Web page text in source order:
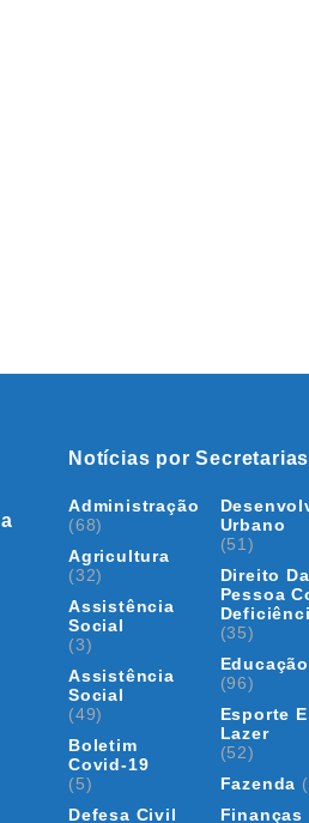
Notícias por Secretarias
Administração
(68)
Agricultura
(32)
Assistência
Social
(3)
Assistência
Social
(49)
Boletim
Covid-19
(5)
Defesa Civil
Urbano
(51)
Direito Da
Pessoa
(35)
Educação
(96)
Esporte E
Lazer
(52)
Fazenda
Finanças